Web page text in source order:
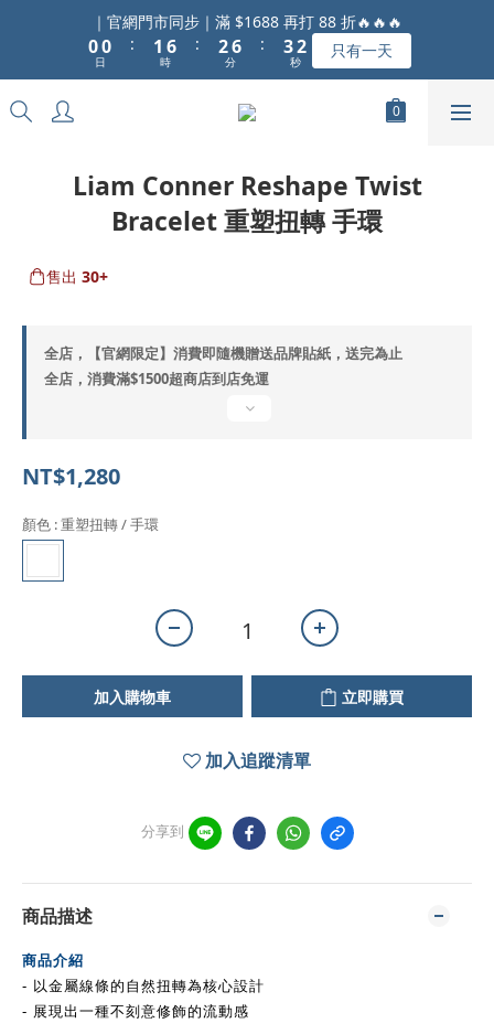
｜官網門市同步｜滿 $1688 再打 88 折🔥🔥🔥
0
1
0
日
:
2
1
0
7
6
5
0
時
:
3
2
1
7
6
5
3
0
分
:
4
3
2
3
2
1
秒
只有一天
Liam Conner Reshape Twist
Bracelet 重塑扭轉 手環
售出 30+
全店，【官網限定】消費即隨機贈送品牌貼紙，送完為止
全店，消費滿$1500超商店到店免運
NT$1,280
顏色 : 重塑扭轉 / 手環
加入購物車 立即購買
加入追蹤清單
分享到
商品描述
商品介紹
- 以金屬線條的自然扭轉為核心設計
- 展現出一種不刻意修飾的流動感